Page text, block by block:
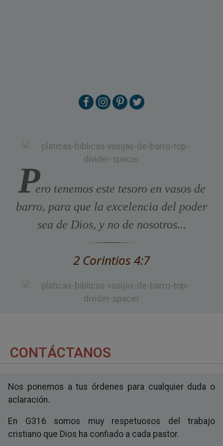
Pero tenemos este tesoro en vasos de
barro, para que la excelencia del poder
sea de Dios, y no de nosotros...
2 Corintios 4:7
CONTÁCTANOS
Nos ponemos a tus órdenes para cualquier duda o
aclaración.
En G316 somos muy respetuosos del trabajo
cristiano que Dios ha confiado a cada pastor.